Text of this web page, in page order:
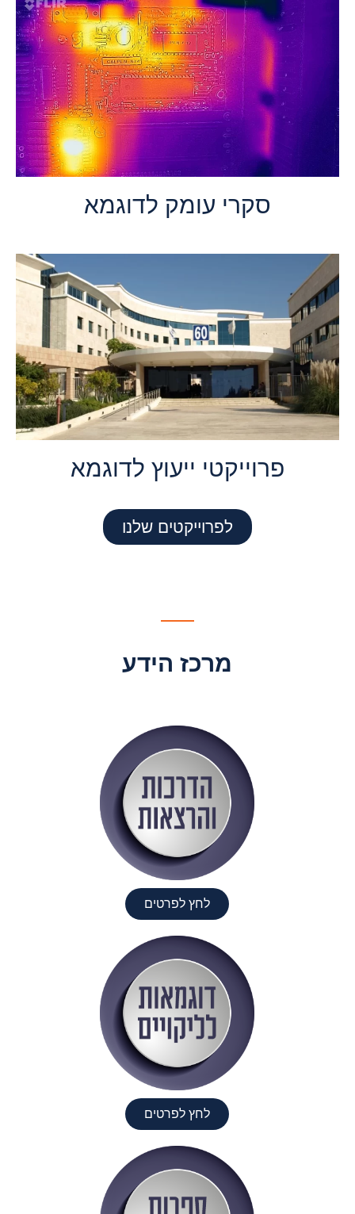
סקרי עומק לדוגמא
פרוייקטי ייעוץ לדוגמא
לפרוייקטים שלנו
מרכז הידע
לחץ לפרטים
לחץ לפרטים